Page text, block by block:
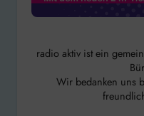
radio aktiv ist ein
Wir bedanken uns